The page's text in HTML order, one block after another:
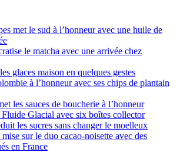
met le sud à l’honneur avec une huile de
le matcha avec une arrivée chez
glaces maison en quelques gestes
à l’honneur avec ses chips de plantain
les sauces de boucherie à l’honneur
Glacial avec six boîtes collector
les sucres sans changer le moelleux
sur le duo cacao-noisette avec des
en France